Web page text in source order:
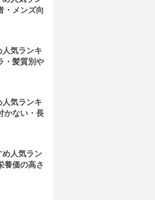
ひまわりコアラックリーナー
・メンズ向
気ランキ
・髪質別や
人気ランキ
かない・長
め人気ラン
養価の高さ